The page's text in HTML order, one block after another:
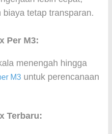
tetap transparan.
Per M3:
menengah hingga
M3 untuk perencanaan
Terbaru: